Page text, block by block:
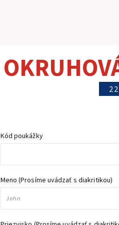
Kód poukážky
Meno (Prosíme uvádzať s diakritikou)